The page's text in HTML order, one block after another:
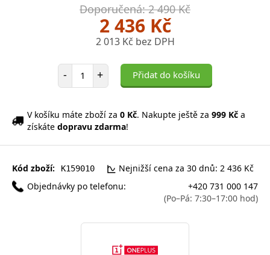
Doporučená: 2 490 Kč
2 436 Kč
2 013 Kč bez DPH
- Počet položek
+ Přidat do košíku
V košíku máte zboží za 0 Kč. Nakupte ještě za 999 Kč a
získáte dopravu zdarma!
Kód zboží: K159010
Nejnižší cena za 30 dnů: 2 436 Kč
Objednávky po telefonu:
+420 731 000 147
(Po–Pá: 7:30–17:00 hod)